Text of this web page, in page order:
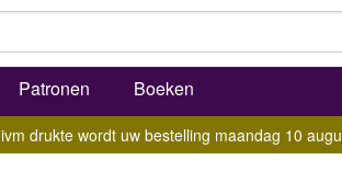
Patronen Boeken
ivm drukte wordt uw bestelling maandag 10